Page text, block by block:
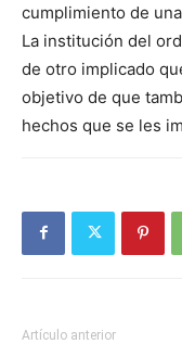
cumplimiento de
La institución del
de otro implicado
objetivo de que
hechos que se les
Artículo anterior